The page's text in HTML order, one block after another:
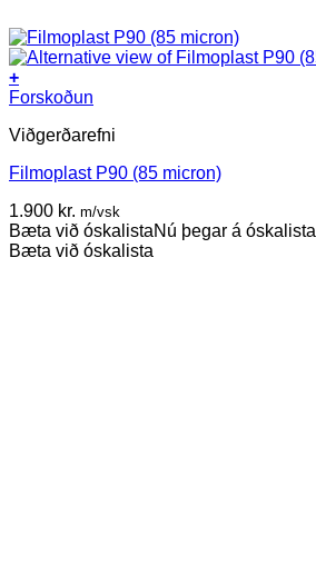
+
Forskoðun
Viðgerðarefni
Filmoplast P90 (85 micron)
1.900 kr. m/vsk
Bæta við óskalistaNú þegar á óskalista
Bæta við óskalista